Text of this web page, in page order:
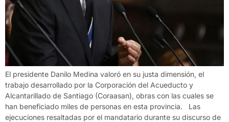
El presidente Danilo Medina valoró en su justa dimensión, el
trabajo desarrollado por la Corporación del Acueducto y
Alcantarillado de Santiago (Coraasan), obras con las cuales se
han beneficiado miles de personas en esta provincia. Las
ejecuciones resaltadas por el mandatario durante su discurso de